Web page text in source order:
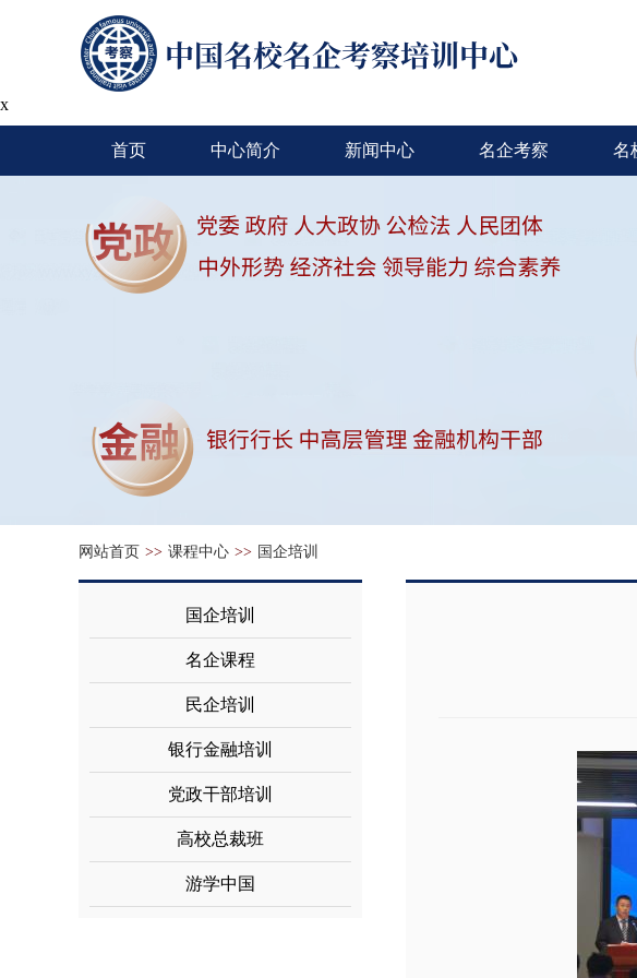
x
首页 中心简介 新闻中心 名企考察 名
网站首页 >> 课程中心 >> 国企培训
国企培训
名企课程
民企培训
银行金融培训
党政干部培训
高校总裁班
游学中国